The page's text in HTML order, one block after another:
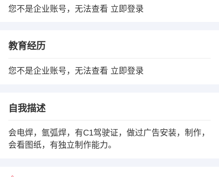
您不是企业账号，无法查看 立即登录
教育经历
您不是企业账号，无法查看 立即登录
自我描述
会电焊，氩弧焊，有C1驾驶证，做过广告安装，制作，
会看图纸，有独立制作能力。